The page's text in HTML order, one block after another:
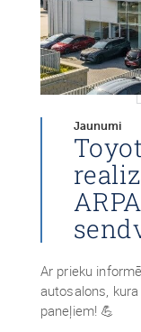
Jaunumi
Ar prieku
autosalons,
paneļiem! 💪